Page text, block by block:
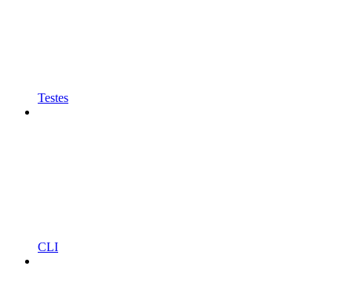
Testes
CLI